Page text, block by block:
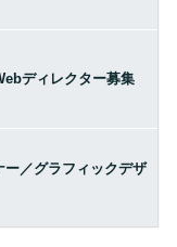
ディレクター募集
／グラフィックデザ